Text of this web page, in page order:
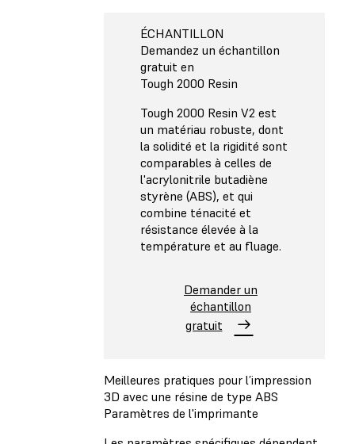
ÉCHANTILLON
Demandez un échantillon
gratuit en
Tough 2000 Resin
Tough 2000 Resin V2 est
un matériau robuste, dont
la solidité et la rigidité sont
comparables à celles de
l'acrylonitrile butadiène
styrène (ABS), et qui
combine ténacité et
résistance élevée à la
température et au fluage.
Demander un
échantillon
gratuit
Meilleures pratiques pour l’impression
3D avec une résine de type ABS
Paramètres de l'imprimante